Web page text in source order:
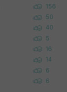
156
50
40
5
16
14
6
6